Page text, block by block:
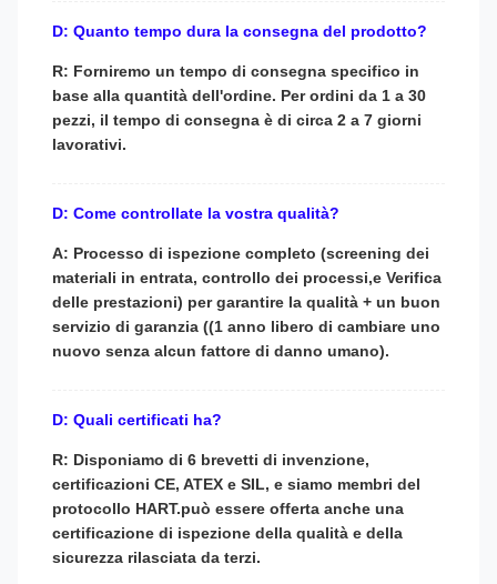
D: Quanto tempo dura la consegna del prodotto?
R: Forniremo un tempo di consegna specifico in
base alla quantità dell'ordine. Per ordini da 1 a 30
pezzi, il tempo di consegna è di circa 2 a 7 giorni
lavorativi.
D: Come controllate la vostra qualità?
A: Processo di ispezione completo (screening dei
materiali in entrata, controllo dei processi,e Verifica
delle prestazioni) per garantire la qualità + un buon
servizio di garanzia ((1 anno libero di cambiare uno
nuovo senza alcun fattore di danno umano).
D: Quali certificati ha?
R: Disponiamo di 6 brevetti di invenzione,
certificazioni CE, ATEX e SIL, e siamo membri del
protocollo HART.può essere offerta anche una
certificazione di ispezione della qualità e della
sicurezza rilasciata da terzi.